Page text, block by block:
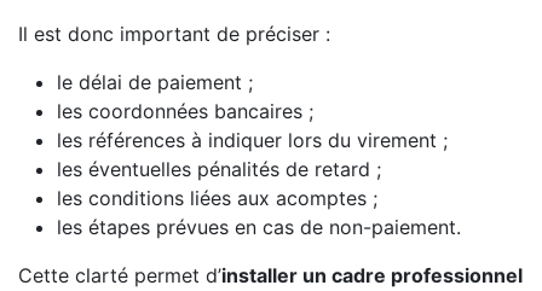
Il est donc important de préciser :
le délai de paiement ;
les coordonnées bancaires ;
les références à indiquer lors du virement ;
les éventuelles pénalités de retard ;
les conditions liées aux acomptes ;
les étapes prévues en cas de non-paiement.
Cette clarté permet d’installer un cadre professionnel